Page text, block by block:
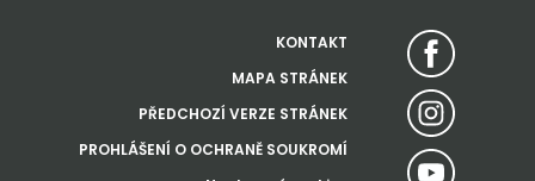
KONTAKT
MAPA STRÁNEK
PŘEDCHOZÍ VERZE STRÁNEK
PROHLÁŠENÍ O OCHRANĚ SOUKROMÍ